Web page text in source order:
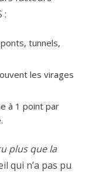
:
tunnels,
les virages
à 1 point par
plus que la
qui n’a pas pu